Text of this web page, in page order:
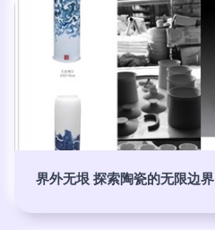
界外无垠 探索陶瓷的无限边界